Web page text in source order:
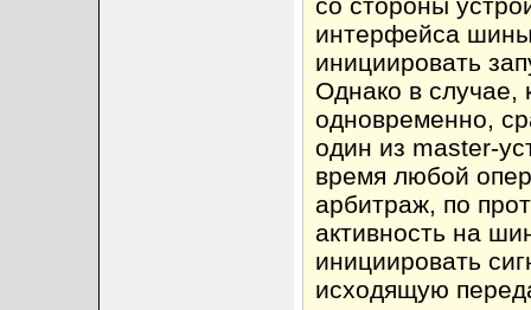
интерфейса шины
инициировать
Однако в случае,
одновременно,
один из master-
время любой
арбитраж, по
активность на
инициировать
исходящую